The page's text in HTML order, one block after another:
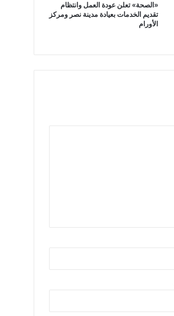
‎«الصحة» تعلن عودة العمل وانتظام
تقديم الخدمات بعيادة مدينة نصر ومركز
الأورام